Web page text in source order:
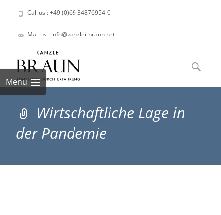
Call us : +49 (0)69 34876954-0
Mail us : info@kanzlei-braun.net
Menu
to
content
Suchen
nach:
Wirtschaftliche Lage in
der Pandemie